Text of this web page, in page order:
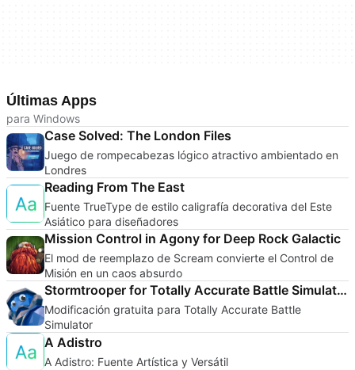
Últimas Apps
para Windows
Case Solved: The London Files
Juego de rompecabezas lógico atractivo ambientado en
Londres
Reading From The East
Fuente TrueType de estilo caligrafía decorativa del Este
Asiático para diseñadores
Mission Control in Agony for Deep Rock Galactic
El mod de reemplazo de Scream convierte el Control de
Misión en un caos absurdo
Stormtrooper for Totally Accurate Battle Simulator
Modificación gratuita para Totally Accurate Battle
Simulator
A Adistro
A Adistro: Fuente Artística y Versátil